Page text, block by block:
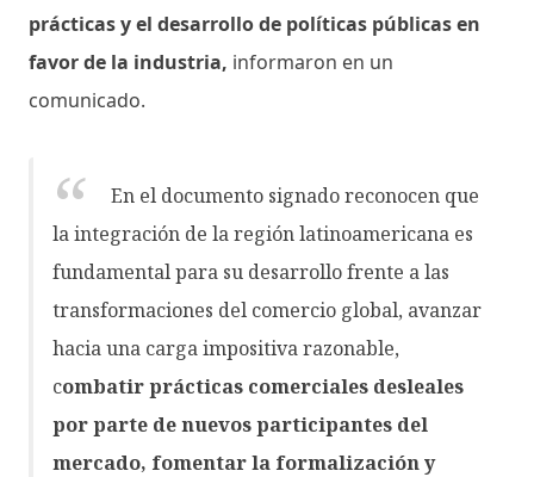
prácticas y el desarrollo de políticas públicas en
favor de la industria, informaron en un
comunicado.
En el documento signado reconocen que
la integración de la región latinoamericana es
fundamental para su desarrollo frente a las
transformaciones del comercio global, avanzar
hacia una carga impositiva razonable,
combatir prácticas comerciales desleales
por parte de nuevos participantes del
mercado, fomentar la formalización y